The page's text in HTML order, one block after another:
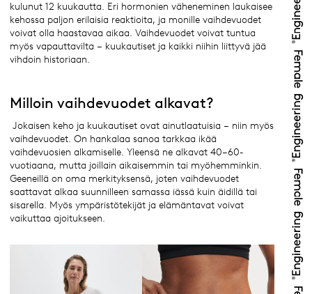
kulunut 12 kuukautta. Eri hormonien väheneminen laukaisee
kehossa paljon erilaisia reaktioita, ja monille vaihdevuodet
voivat olla haastavaa aikaa. Vaihdevuodet voivat tuntua
myös vapauttavilta – kuukautiset ja kaikki niihin liittyvä jää
vihdoin historiaan.
Milloin vaihdevuodet alkavat?
Jokaisen keho ja kuukautiset ovat ainutlaatuisia – niin myös
vaihdevuodet. On hankalaa sanoa tarkkaa ikää
vaihdevuosien alkamiselle. Yleensä ne alkavat 40–60-
vuotiaana, mutta joillain aikaisemmin tai myöhemminkin.
Geeneillä on oma merkityksensä, joten vaihdevuodet
saattavat alkaa suunnilleen samassa iässä kuin äidillä tai
sisarella. Myös ympäristötekijät ja elämäntavat voivat
vaikuttaa ajoitukseen.